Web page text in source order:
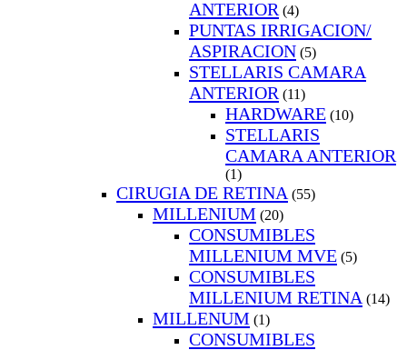
ANTERIOR (4)
PUNTAS IRRIGACION/
ASPIRACION (5)
STELLARIS CAMARA
ANTERIOR (11)
HARDWARE (10)
STELLARIS
CAMARA ANTERIOR
(1)
CIRUGIA DE RETINA (55)
MILLENIUM (20)
CONSUMIBLES
MILLENIUM MVE (5)
CONSUMIBLES
MILLENIUM RETINA (14)
MILLENUM (1)
CONSUMIBLES